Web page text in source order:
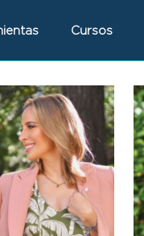
Cursos